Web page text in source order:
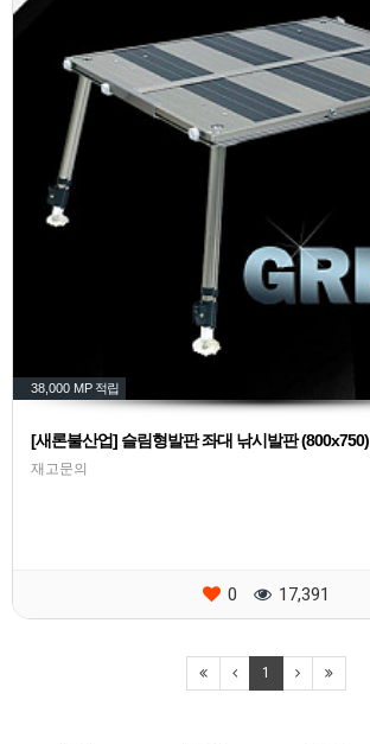
38,000 MP 적립
[새론불산업] 슬림형발판 좌대 낚시발판 (800x750)
재고문의
0 17,391
1